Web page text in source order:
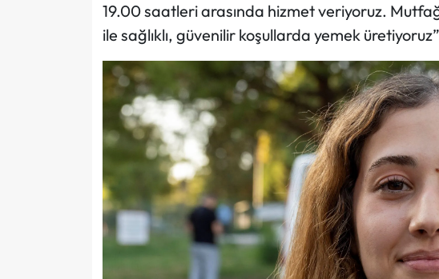
19.00 saatleri arasında hizmet veriyoruz.
ile sağlıklı, güvenilir koşullarda yemek